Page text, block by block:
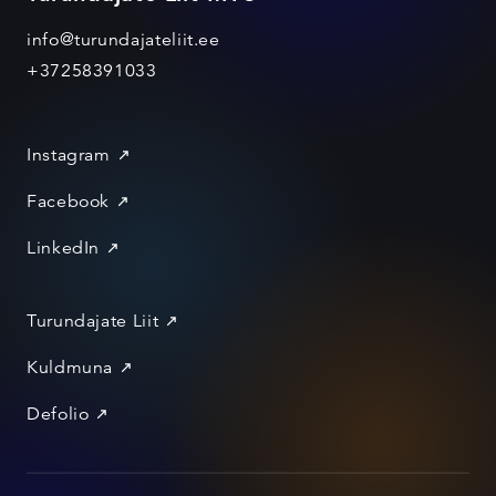
info@turundajateliit.ee
+37258391033
Instagram
Facebook
LinkedIn
Turundajate Liit
Kuldmuna
Defolio